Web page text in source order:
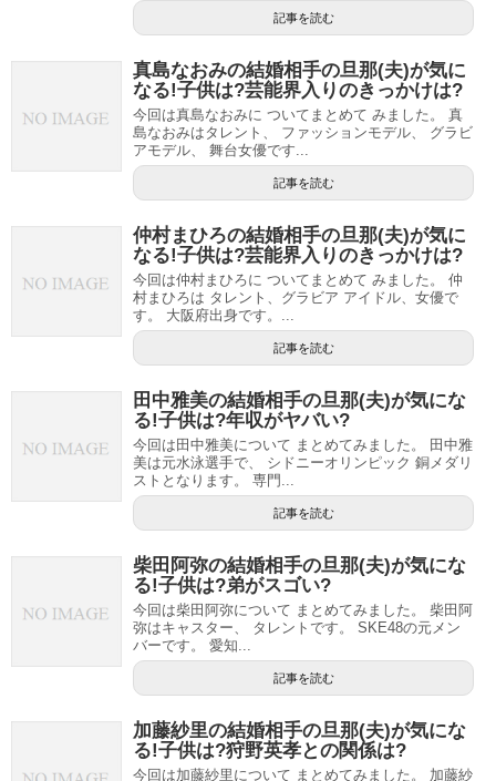
記事を読む
真島なおみの結婚相手の旦那(夫)が気に
なる!子供は?芸能界入りのきっかけは?
今回は真島なおみに ついてまとめて みました。 真
島なおみはタレント、 ファッションモデル、 グラビ
アモデル、 舞台女優です...
記事を読む
仲村まひろの結婚相手の旦那(夫)が気に
なる!子供は?芸能界入りのきっかけは?
今回は仲村まひろに ついてまとめて みました。 仲
村まひろは タレント、グラビア アイドル、女優で
す。 大阪府出身です。...
記事を読む
田中雅美の結婚相手の旦那(夫)が気にな
る!子供は?年収がヤバい?
今回は田中雅美について まとめてみました。 田中雅
美は元水泳選手で、 シドニーオリンピック 銅メダリ
ストとなります。 専門...
記事を読む
柴田阿弥の結婚相手の旦那(夫)が気にな
る!子供は?弟がスゴい?
今回は柴田阿弥について まとめてみました。 柴田阿
弥はキャスター、 タレントです。 SKE48の元メン
バーです。 愛知...
記事を読む
加藤紗里の結婚相手の旦那(夫)が気にな
る!子供は?狩野英孝との関係は?
今回は加藤紗里について まとめてみました。 加藤紗